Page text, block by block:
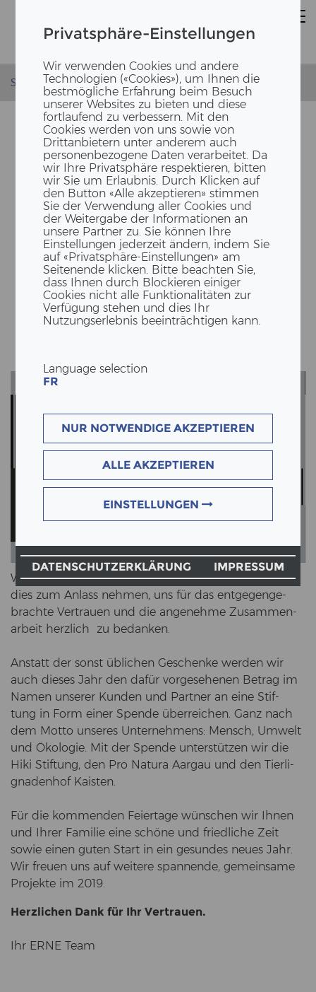
Privatsphäre-Einstellungen
Wir verwenden Cookies und andere
Technologien («Cookies»), um Ihnen die
bestmögliche Erfahrung beim Besuch
unserer Websites zu bieten und diese
fortlaufend zu verbessern. Mit den
Cookies werden von uns sowie von
Drittanbietern unter anderem auch
personenbezogene Daten verarbeitet. Da
wir Ihre Privatsphäre respektieren, bitten
wir Sie um Erlaubnis. Durch Klicken auf
den Button «Alle akzeptieren» stimmen
Sie der Verwendung aller Cookies und
der Weitergabe der Informationen an
unsere Partner zu. Sie können Ihre
Einstellungen jederzeit ändern, indem Sie
auf «Privatsphäre-Einstellungen» am
Seitenende klicken. Bitte beachten Sie,
dass Ihnen durch Blockieren einiger
Cookies nicht alle Funktionalitäten zur
Verfügung stehen und dies Ihr
Nutzungserlebnis beeinträchtigen kann.
Language selection
FR
NUR NOTWENDIGE AKZEPTIEREN
ALLE AKZEPTIEREN
EINSTELLUNGEN
DATENSCHUTZERKLÄRUNG IMPRESSUM
Startseite News Weihnachten 2018
WEIH­NACHTS­POST VON
ERNE
Wie­der neigt sich ein Jahr dem Ende zu. Wir wol­len
dies zum An­lass neh­men, uns für das ent­ge­gen­ge­
brach­te Ver­trau­en und die an­ge­neh­me Zu­sam­men­
ar­beit herz­lich zu be­dan­ken.
An­statt der sonst üb­li­chen Ge­schen­ke wer­den wir
auch die­ses Jahr den dafür vor­ge­se­he­nen Be­trag im
Namen un­se­rer Kun­den und Part­ner an eine Stif­
tung in Form einer Spen­de über­rei­chen. Ganz nach
dem Motto un­se­res Un­ter­neh­mens: Mensch, Um­welt
und Öko­lo­gie. Mit der Spen­de un­ter­stüt­zen wir die
Hiki Stif­tung, den Pro Na­tu­ra Aar­gau und den Tier­li­
gna­den­hof Kaisten.
Für die kom­men­den Fei­er­ta­ge wün­schen wir Ihnen
und Ihrer Fa­mi­lie eine schö­ne und fried­li­che Zeit
sowie einen guten Start in ein ge­sun­des neues Jahr.
Wir freu­en uns auf wei­te­re span­nen­de, ge­mein­sa­me
Pro­jek­te im 2019.
Herz­li­chen Dank für Ihr Ver­trau­en.
Ihr ERNE Team